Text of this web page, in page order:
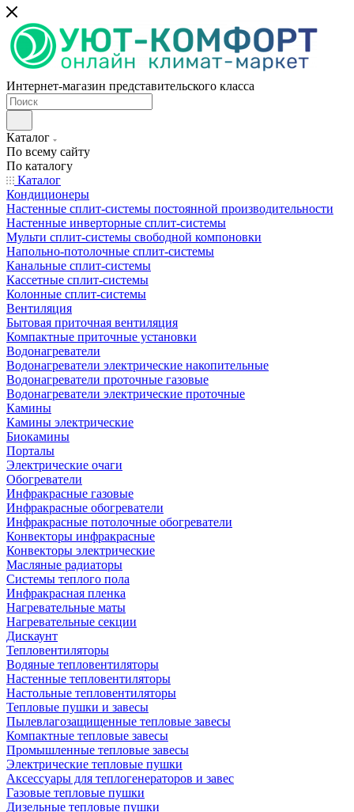
Интернет-магазин представительского класса
Каталог
По всему сайту
По каталогу
Каталог
Кондиционеры
Настенные сплит-системы постоянной производительности
Настенные инверторные сплит-системы
Мульти сплит-системы свободной компоновки
Напольно-потолочные сплит-системы
Канальные сплит-системы
Кассетные сплит-системы
Колонные сплит-системы
Вентиляция
Бытовая приточная вентиляция
Компактные приточные установки
Водонагреватели
Водонагреватели электрические накопительные
Водонагреватели проточные газовые
Водонагреватели электрические проточные
Камины
Камины электрические
Биокамины
Порталы
Электрические очаги
Обогреватели
Инфракрасные газовые
Инфракрасные обогреватели
Инфракрасные потолочные обогреватели
Конвекторы инфракрасные
Конвекторы электрические
Масляные радиаторы
Системы теплого пола
Инфракрасная пленка
Нагревательные маты
Нагревательные секции
Дискаунт
Тепловентиляторы
Водяные тепловентиляторы
Настенные тепловентиляторы
Настольные тепловентиляторы
Тепловые пушки и завесы
Пылевлагозащищенные тепловые завесы
Компактные тепловые завесы
Промышленные тепловые завесы
Электрические тепловые пушки
Аксессуары для теплогенераторов и завес
Газовые тепловые пушки
Дизельные тепловые пушки